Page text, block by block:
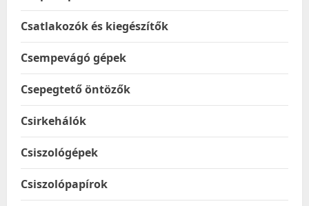
Csatlakozók és kiegészítők
Csempevágó gépek
Csepegtető öntözők
Csirkehálók
Csiszológépek
Csiszolópapírok